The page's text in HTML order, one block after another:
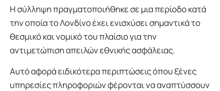
Η σύλληψη πραγματοποιήθηκε σε μια περίοδο κατά
την οποία το Λονδίνο έχει ενισχύσει σημαντικά το
θεσμικό και νομικό του πλαίσιο για την
αντιμετώπιση απειλών εθνικής ασφάλειας.
Αυτό αφορά ειδικότερα περιπτώσεις όπου ξένες
υπηρεσίες πληροφοριών φέρονται να αναπτύσσουν